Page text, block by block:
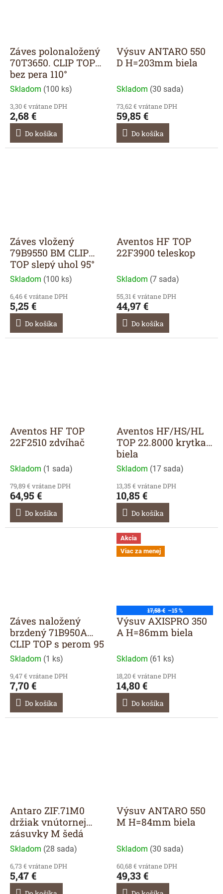
Záves polonaložený
70T3650. CLIP TOP
bez pera 110°
Skladom (100 ks)
3,30 € vrátane DPH
2,68 €
Do košíka
Výsuv ANTARO 550
D H=203mm biela
Skladom (30 sada)
73,62 € vrátane DPH
59,85 €
Do košíka
Záves vložený
79B9550 BM CLIP
TOP slepý uhol 95°
Skladom (100 ks)
6,46 € vrátane DPH
5,25 €
Do košíka
Aventos HF TOP
22F3900 teleskop
Skladom (7 sada)
55,31 € vrátane DPH
44,97 €
Do košíka
Aventos HF TOP
22F2510 zdvíhač
Skladom (1 sada)
79,89 € vrátane DPH
64,95 €
Do košíka
Aventos HF/HS/HL
TOP 22.8000 krytka
biela
Skladom (17 sada)
13,35 € vrátane DPH
10,85 €
Do košíka
Záves naložený
brzdený 71B950A
CLIP TOP s perom 95
Skladom (1 ks)
9,47 € vrátane DPH
7,70 €
Do košíka
Akcia
Viac za menej
17,58 € –15 %
Výsuv AXISPRO 350
A H=86mm biela
Skladom (61 ks)
18,20 € vrátane DPH
14,80 €
Do košíka
Antaro ZIF.71M0
držiak vnútornej
zásuvky M šedá
Skladom (28 sada)
6,73 € vrátane DPH
5,47 €
Výsuv ANTARO 550
M H=84mm biela
Skladom (30 sada)
60,68 € vrátane DPH
49,33 €